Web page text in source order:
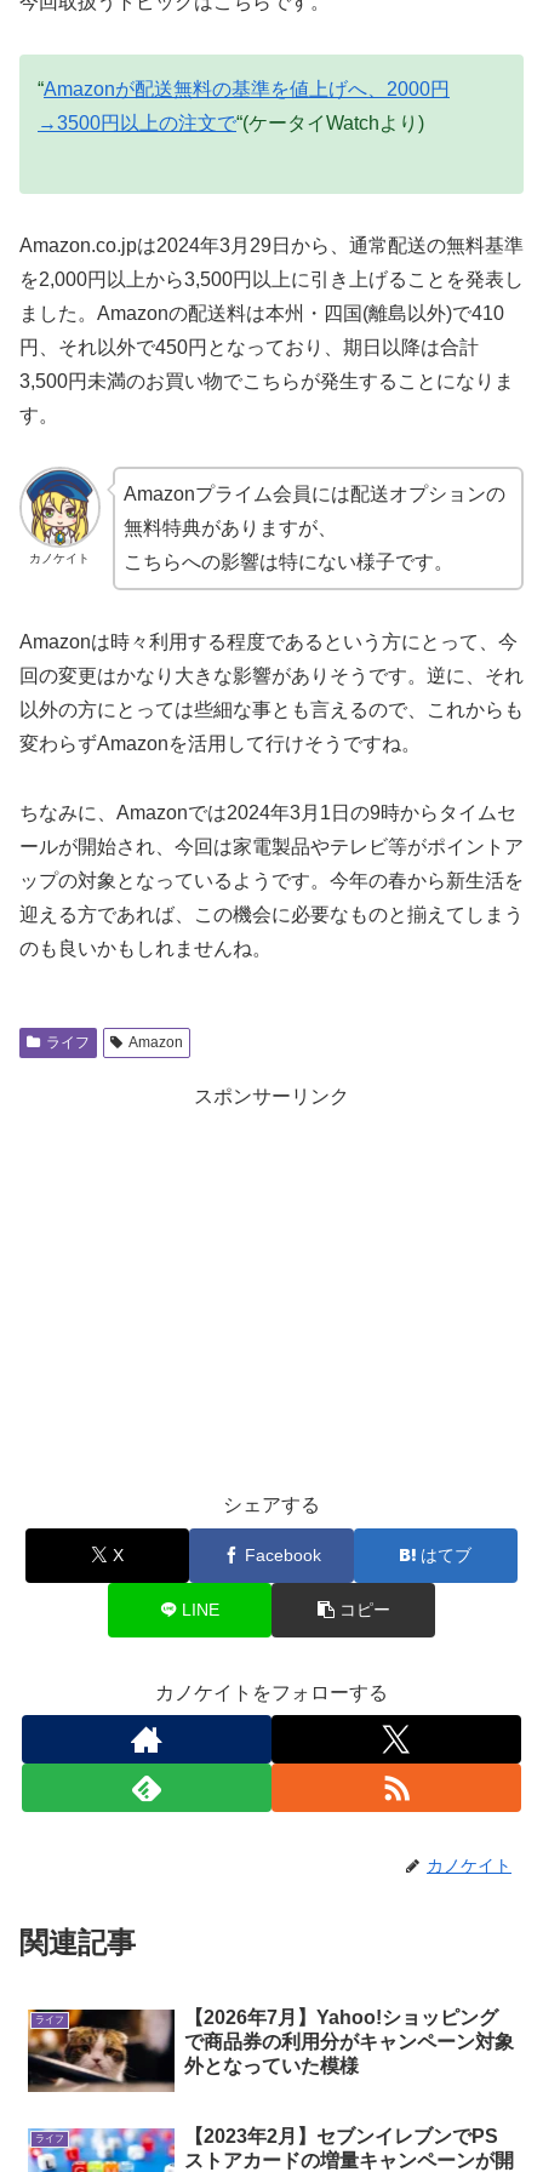
“Amazonが配送無料の基準を値上げへ、2000円
→3500円以上の注文で“(ケータイWatchより)
Amazon.co.jpは2024年3月29日から、通常配送の無料基準
を2,000円以上から3,500円以上に引き上げることを発表し
ました。Amazonの配送料は本州・四国(離島以外)で410
円、それ以外で450円となっており、期日以降は合計
3,500円未満のお買い物でこちらが発生することになりま
す。
カノケイト
Amazonプライム会員には配送オプションの
無料特典がありますが、
こちらへの影響は特にない様子です。
Amazonは時々利用する程度であるという方にとって、今
回の変更はかなり大きな影響がありそうです。逆に、それ
以外の方にとっては些細な事とも言えるので、これからも
変わらずAmazonを活用して行けそうですね。
ちなみに、Amazonでは2024年3月1日の9時からタイムセ
ールが開始され、今回は家電製品やテレビ等がポイントア
ップの対象となっているようです。今年の春から新生活を
迎える方であれば、この機会に必要なものと揃えてしまう
のも良いかもしれませんね。
ライフ Amazon
スポンサーリンク
シェアする
X Facebook はてブ
LINE コピー
カノケイトをフォローする
カノケイト
関連記事
ライフ
【2026年7月】Yahoo!ショッピング
で商品券の利用分がキャンペーン対象
外となっていた模様
ライフ
【2023年2月】セブンイレブンでPS
ストアカードの増量キャンペーンが開